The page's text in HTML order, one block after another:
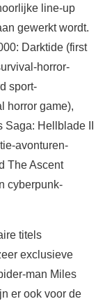
line-up
gewerkt wordt.
Darktide (first
horror-
sport-
horror game),
Hellblade II
avonturen-
The Ascent
cyberpunk-
titels
exclusieve
man Miles
er ook voor de